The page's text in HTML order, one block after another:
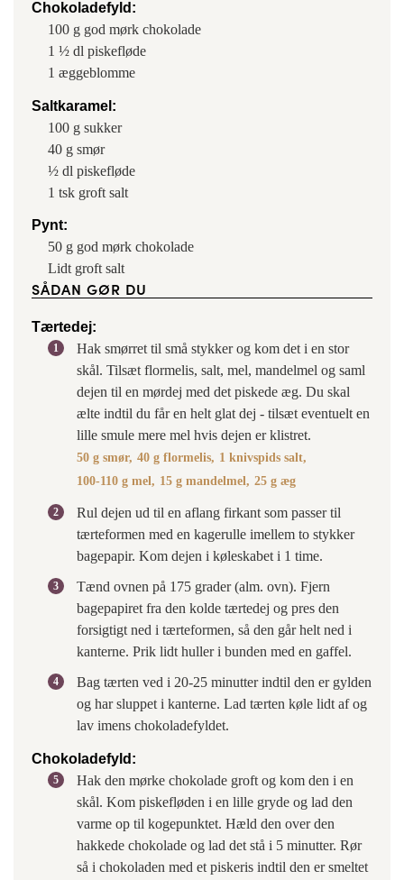
Chokoladefyld:
100 g god mørk chokolade
1 ½ dl piskefløde
1 æggeblomme
Saltkaramel:
100 g sukker
40 g smør
½ dl piskefløde
1 tsk groft salt
Pynt:
50 g god mørk chokolade
Lidt groft salt
SÅDAN GØR DU
Tærtedej:
Hak smørret til små stykker og kom det i en stor
skål. Tilsæt flormelis, salt, mel, mandelmel og saml
dejen til en mørdej med det piskede æg. Du skal
ælte indtil du får en helt glat dej - tilsæt eventuelt en
lille smule mere mel hvis dejen er klistret.
50 g smør, 40 g flormelis, 1 knivspids salt,
100-110 g mel, 15 g mandelmel, 25 g æg
Rul dejen ud til en aflang firkant som passer til
tærteformen med en kagerulle imellem to stykker
bagepapir. Kom dejen i køleskabet i 1 time.
Tænd ovnen på 175 grader (alm. ovn). Fjern
bagepapiret fra den kolde tærtedej og pres den
forsigtigt ned i tærteformen, så den går helt ned i
kanterne. Prik lidt huller i bunden med en gaffel.
Bag tærten ved i 20-25 minutter indtil den er gylden
og har sluppet i kanterne. Lad tærten køle lidt af og
lav imens chokoladefyldet.
Chokoladefyld:
Hak den mørke chokolade groft og kom den i en
skål. Kom piskefløden i en lille gryde og lad den
varme op til kogepunktet. Hæld den over den
hakkede chokolade og lad det stå i 5 minutter. Rør
så i chokoladen med et piskeris indtil den er smeltet